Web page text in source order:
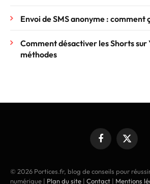
Envoi de SMS anonyme : comment
Comment désactiver les Shorts sur
méthodes
FacebookX
(Twitter)
© 2026 Portices.fr, blog de conseils pour
numérique | Plan du site | Contact | Mentions